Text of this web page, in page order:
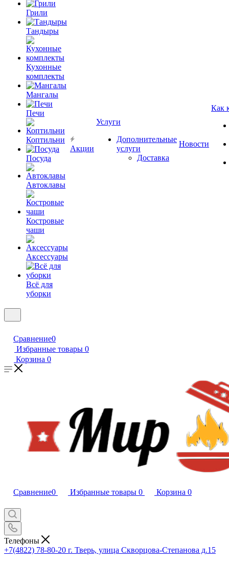
Грили
Тандыры
Кухонные
комплекты
Мангалы
Печи
Коптильни
Посуда
Автоклавы
Костровые
чаши
Аксессуары
Всё для
уборки
Акции
Услуги
Дополнительные
услуги
Доставка
Новости
Как
Сравнение0
Избранные товары 0
Корзина 0
Сравнение0 Избранные товары 0 Корзина 0
Телефоны
+7(4822) 78-80-20 г. Тверь, улица Скворцова-Степанова д.15